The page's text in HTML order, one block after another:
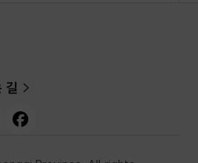
길
페이스북